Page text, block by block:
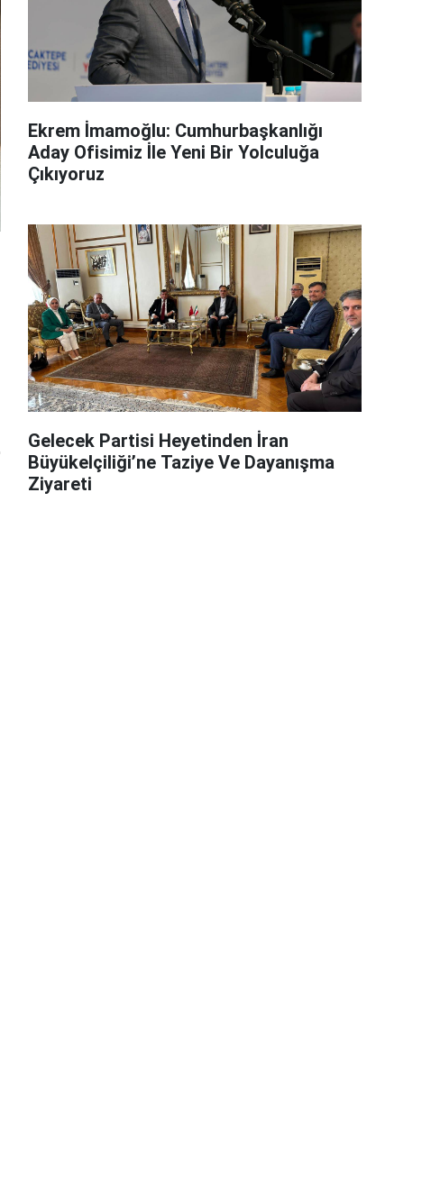
Ekrem İmamoğlu: Cumhurbaşkanlığı
Aday Ofisimiz İle Yeni Bir Yolculuğa
Çıkıyoruz
Gelecek Partisi Heyetinden İran
Büyükelçiliği’ne Taziye Ve Dayanışma
Ziyareti